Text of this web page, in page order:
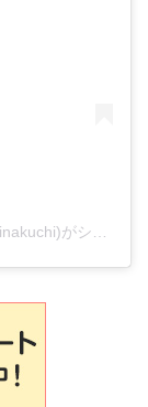
水口スポーツセンター well･be(@well.be.minakuchi)がシェアした投稿